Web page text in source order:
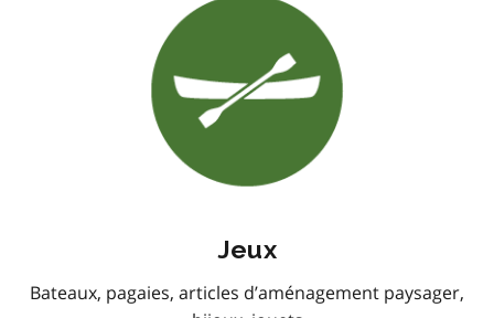
Jeux
Bateaux, pagaies, articles d’aménagement paysager,